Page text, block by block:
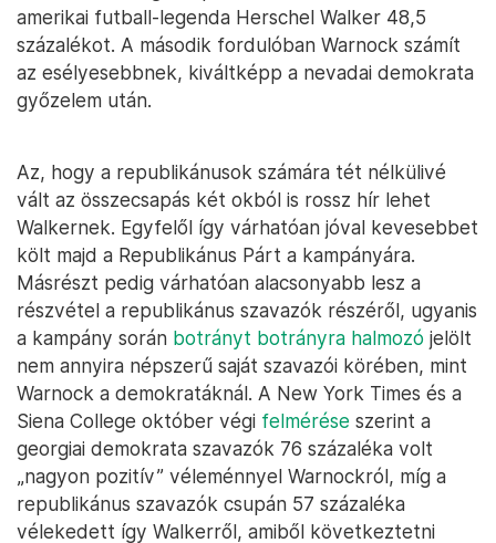
amerikai futball-legenda Herschel Walker 48,5
százalékot. A második fordulóban Warnock számít
az esélyesebbnek, kiváltképp a nevadai demokrata
győzelem után.
Az, hogy a republikánusok számára tét nélkülivé
vált az összecsapás két okból is rossz hír lehet
Walkernek. Egyfelől így várhatóan jóval kevesebbet
költ majd a Republikánus Párt a kampányára.
Másrészt pedig várhatóan alacsonyabb lesz a
részvétel a republikánus szavazók részéről, ugyanis
a kampány során botrányt botrányra halmozó jelölt
nem annyira népszerű saját szavazói körében, mint
Warnock a demokratáknál. A New York Times és a
Siena College október végi felmérése szerint a
georgiai demokrata szavazók 76 százaléka volt
„nagyon pozitív” véleménnyel Warnockról, míg a
republikánus szavazók csupán 57 százaléka
vélekedett így Walkerről, amiből következtetni